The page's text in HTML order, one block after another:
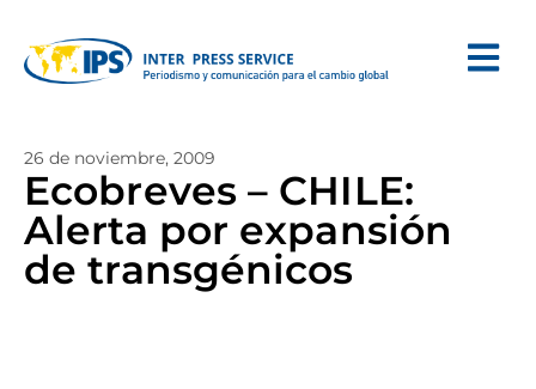
26 de noviembre, 2009
Ecobreves – CHILE:
Alerta por expansión
de transgénicos